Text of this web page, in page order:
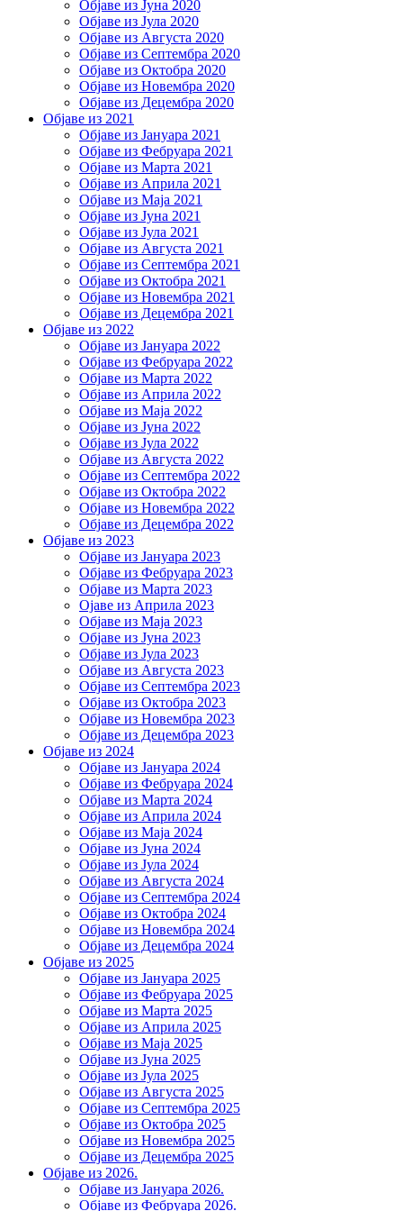
Објаве из Јуна 2020
Објаве из Јула 2020
Објаве из Августа 2020
Објаве из Септембра 2020
Објаве из Октобра 2020
Објаве из Новембра 2020
Објаве из Децембра 2020
Објаве из 2021
Објаве из Јануара 2021
Објаве из Фебруара 2021
Објаве из Марта 2021
Објаве из Априла 2021
Објаве из Маја 2021
Објаве из Јуна 2021
Објаве из Јула 2021
Објаве из Августа 2021
Објаве из Септембра 2021
Објаве из Октобра 2021
Објаве из Новембра 2021
Објаве из Децембра 2021
Објаве из 2022
Објаве из Јануара 2022
Објаве из Фебруара 2022
Објаве из Марта 2022
Објаве из Априла 2022
Објаве из Маја 2022
Објаве из Јуна 2022
Објаве из Јула 2022
Објаве из Августа 2022
Објаве из Септембра 2022
Објаве из Октобра 2022
Објаве из Новембра 2022
Објаве из Децембра 2022
Објаве из 2023
Објаве из Јануара 2023
Објаве из Фебруара 2023
Објаве из Марта 2023
Ојаве из Априла 2023
Објаве из Маја 2023
Објаве из Јуна 2023
Објаве из Јула 2023
Објаве из Августа 2023
Објаве из Септембра 2023
Објаве из Октобра 2023
Објаве из Новембра 2023
Објаве из Децембра 2023
Објаве из 2024
Објаве из Јануара 2024
Објаве из Фебруара 2024
Објаве из Марта 2024
Објаве из Априла 2024
Објаве из Маја 2024
Објаве из Јуна 2024
Објаве из Јула 2024
Објаве из Августа 2024
Објаве из Септембра 2024
Објаве из Октобра 2024
Објаве из Новембра 2024
Објаве из Децембра 2024
Објаве из 2025
Објаве из Јануара 2025
Објаве из Фебруара 2025
Објаве из Марта 2025
Објаве из Априла 2025
Објаве из Маја 2025
Објаве из Јуна 2025
Објаве из Јула 2025
Објаве из Августа 2025
Објаве из Септембра 2025
Објаве из Октобра 2025
Објаве из Новембра 2025
Објаве из Децембра 2025
Објаве из 2026.
Објаве из Јануара 2026.
Објаве из Фебруара 2026.